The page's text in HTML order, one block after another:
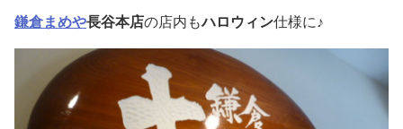
鎌倉まめや長谷本店の店内もハロウィン仕様に♪